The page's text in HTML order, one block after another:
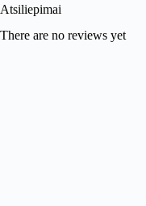
Atsiliepimai
There are no reviews yet